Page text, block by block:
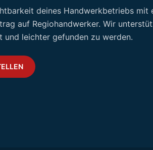
deines Handwerkbetriebs mit
auf Regiohandwerker. Wir
und leichter gefunden zu werden.